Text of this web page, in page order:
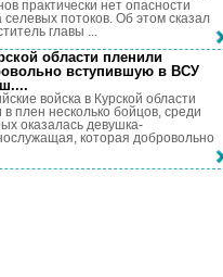
практически нет опасности
селевых потоков. Об этом сказал
главы ...
области пленили
вступившую в ВСУ
.
войска в Курской области
в плен несколько бойцов, среди
оказалась девушка-
которая добровольно